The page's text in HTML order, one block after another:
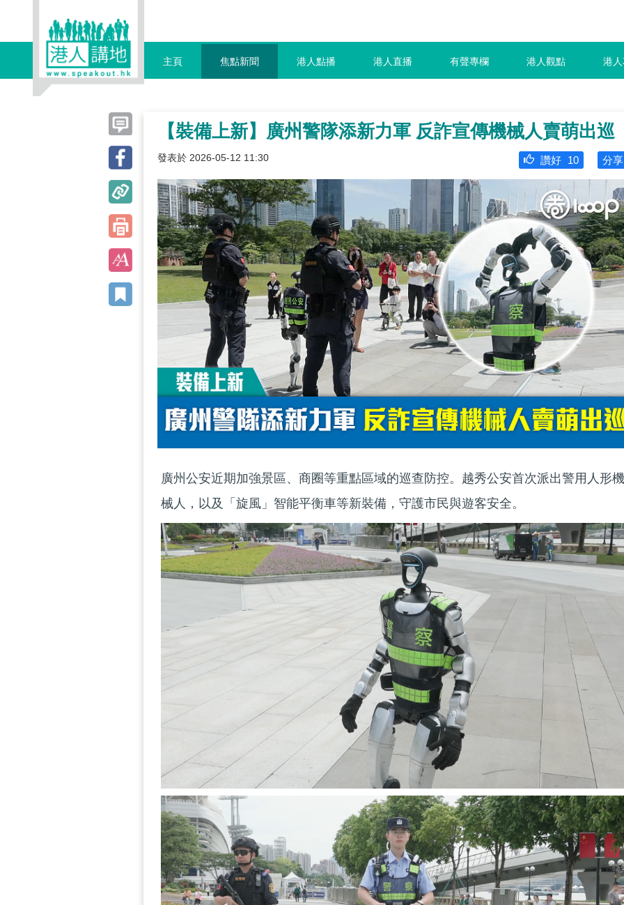
主頁 焦點新聞 港人點播 港人直播 有聲專欄 港人觀點 港
【裝備上新】廣州警隊添新力軍 反詐宣傳機械人賣萌出巡
發表於 2026-05-12 11:30 分享
讚好 10
廣州公安近期加強景區、商圈等重點區域的巡查防控。越秀公安首次派出警用人形機
械人，以及「旋風」智能平衡車等新裝備，守護市民與遊客安全。